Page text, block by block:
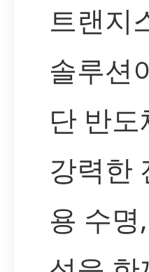
트랜지
솔루션
단 반
강력한
용 수